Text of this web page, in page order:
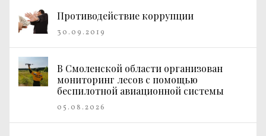
Противодействие коррупции
30.09.2019
В Смоленской области организован
мониторинг лесов с помощью
беспилотной авиационной системы
05.08.2026